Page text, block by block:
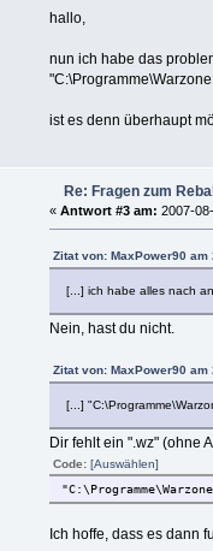
hallo,
nun ich habe das
ist es denn überhaupt
Re: Fragen zum
« Antwort #3 am: 2007-
Zitat von: MaxPower90 am
[...] ich habe alles nach
Nein, hast du nicht.
Zitat von: MaxPower90 am
[...]
Dir fehlt ein ".wz" (ohne
Code: [Auswählen]
Ich hoffe, dass es dann